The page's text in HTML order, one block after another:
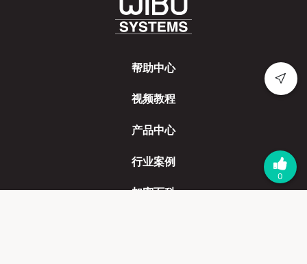
帮助中心
视频教程
产品中心
行业案例
加密百科
0